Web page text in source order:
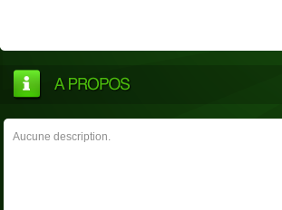
Aucune description.